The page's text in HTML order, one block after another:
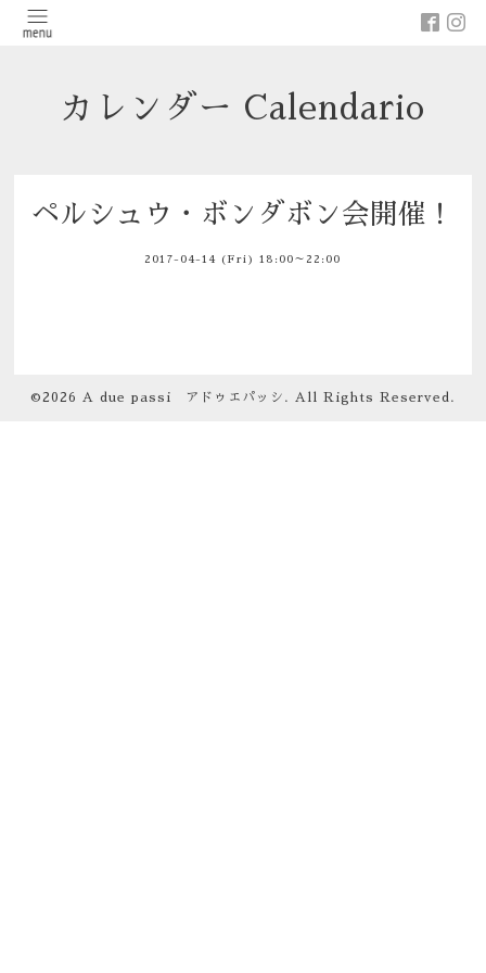
カレンダー Calendario
ペルシュウ・ボンダボン会開催！
2017-04-14 (Fri) 18:00～22:00
©2026 A due passi アドゥエパッシ . All Rights Reserved.